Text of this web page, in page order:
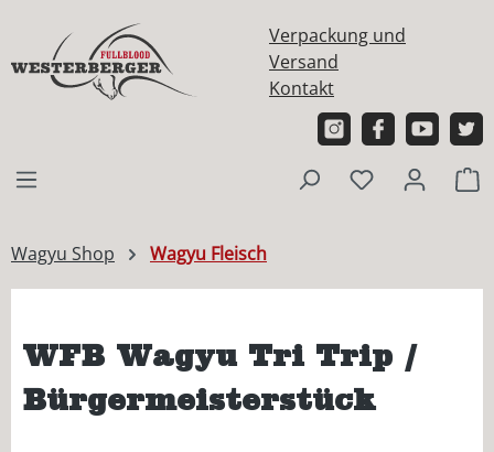
Verpackung und
Versand
Kontakt
Wagyu Shop Wagyu Fleisch
WFB Wagyu Tri Trip /
Bürgermeisterstück